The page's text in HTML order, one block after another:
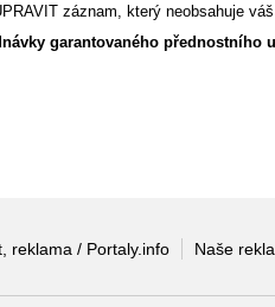
záznam, který neobsahuje
garantovaného přednostního
reklama / Portaly.info Naše